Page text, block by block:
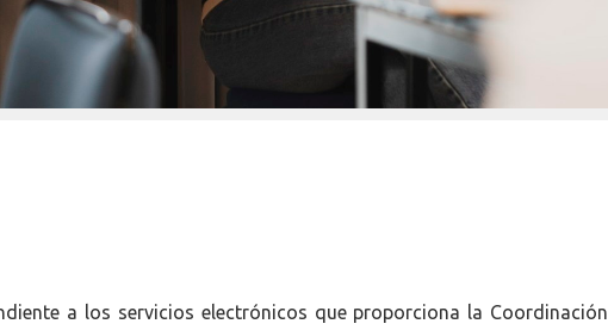
a los servicios electrónicos que proporciona la